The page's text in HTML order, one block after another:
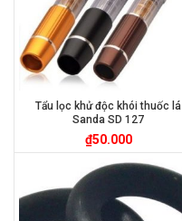
Tẩu lọc khử độc khói thuốc lá
Sanda SD 127
₫50.000